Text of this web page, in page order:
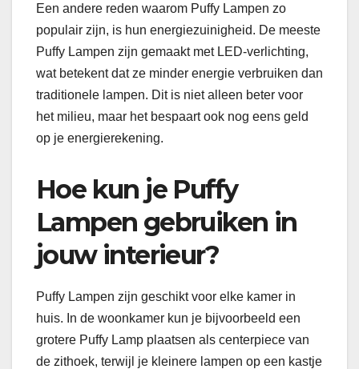
Een andere reden waarom Puffy Lampen zo
populair zijn, is hun energiezuinigheid. De meeste
Puffy Lampen zijn gemaakt met LED-verlichting,
wat betekent dat ze minder energie verbruiken dan
traditionele lampen. Dit is niet alleen beter voor
het milieu, maar het bespaart ook nog eens geld
op je energierekening.
Hoe kun je Puffy
Lampen gebruiken in
jouw interieur?
Puffy Lampen zijn geschikt voor elke kamer in
huis. In de woonkamer kun je bijvoorbeeld een
grotere Puffy Lamp plaatsen als centerpiece van
de zithoek, terwijl je kleinere lampen op een kastje